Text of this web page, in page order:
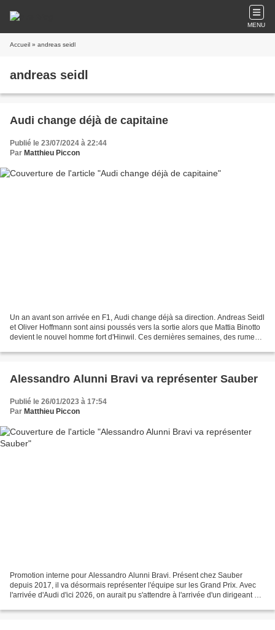
MENU
Accueil » andreas seidl
andreas seidl
Audi change déjà de capitaine
Publié le 23/07/2024 à 22:44
Par Matthieu Piccon
Un an avant son arrivée en F1, Audi change déjà sa direction. Andreas Seidl
et Oliver Hoffmann sont ainsi poussés vers la sortie alors que Mattia Binotto
devient le nouvel homme fort d'Hinwil. Ces dernières semaines, des rumeurs
Alessandro Alunni Bravi va représenter Sauber
Publié le 26/01/2023 à 17:54
Par Matthieu Piccon
Promotion interne pour Alessandro Alunni Bravi. Présent chez Sauber
depuis 2017, il va désormais représenter l'équipe sur les Grand Prix. Avec
l'arrivée d'Audi d'ici 2026, on aurait pu s'attendre à l'arrivée d'un dirigeant en